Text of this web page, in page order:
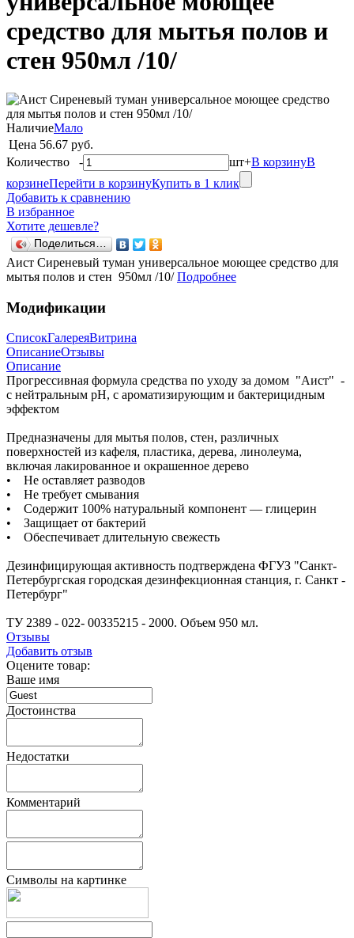
средство для мытья полов и
стен 950мл /10/
НаличиеМало
Цена 56.67 руб.
Количество - шт+В корзинуВ
корзинеПерейти в корзинуКупить в 1 клик
Добавить к сравнению
В избранное
Хотите дешевле?
Поделиться…
Аист Сиреневый туман универсальное моющее средство для
мытья полов и стен 950мл /10/Подробнее
Модификации
СписокГалереяВитрина
ОписаниеОтзывы
Описание
Прогрессивная формула средства по уходу за домом "Аист" -
с нейтральным рН, с ароматизирующим и бактерицидным
эффектом
Предназначены для мытья полов, стен, различных
поверхностей из кафеля, пластика, дерева, линолеума,
включая лакированное и окрашенное дерево
• Не оставляет разводов
• Не требует смывания
• Содержит 100% натуральный компонент — глицерин
• Защищает от бактерий
• Обеспечивает длительную свежесть
Дезинфицирующая активность подтверждена ФГУЗ "Санкт-
Петербургская городская дезинфекционная станция, г. Санкт -
Петербург"
ТУ 2389 - 022- 00335215 - 2000. Объем 950 мл.
Отзывы
Добавить отзыв
Оцените товар:
Ваше имя
Достоинства
Недостатки
Комментарий
Символы на картинке